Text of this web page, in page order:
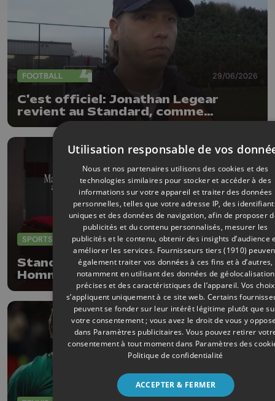
FOOTBALL 29/06/2026
C'est officiel: Jonathan Legear
revient au Standard, comme
entraîneur adjoint
SPORTS 24/06/2026
Standard : nouveaux maillots
Homme 2026-2027
Utilisation responsable de vos
Nous et nos partenaires utilisons des cookies et des
technologies similaires pour stocker et accéder à des
informations sur votre appareil et traiter des données
personnelles, telles que votre adresse IP, des
uniques et des données de navigation, afin de proposer
publicités et du contenu personnalisés, mesurer les
publicités et le contenu, obtenir des insights d’audience
améliorer les services. Fournisseurs tiers (1910)
également traiter vos données à ces fins et à d’autres,
notamment en utilisant des données de géolocalisation
précises et des caractéristiques de l’appareil. Vos choix
s’appliquent uniquement à ce site web. Certains
peuvent se fonder sur leur intérêt légitime plutôt que
votre consentement ; vous avez le droit de vous y
dans Paramètres publicitaires. Vous pouvez retirer
consentement à tout moment dans Paramètres des
Politique de confidentialité
ACCEPTER & FERMER